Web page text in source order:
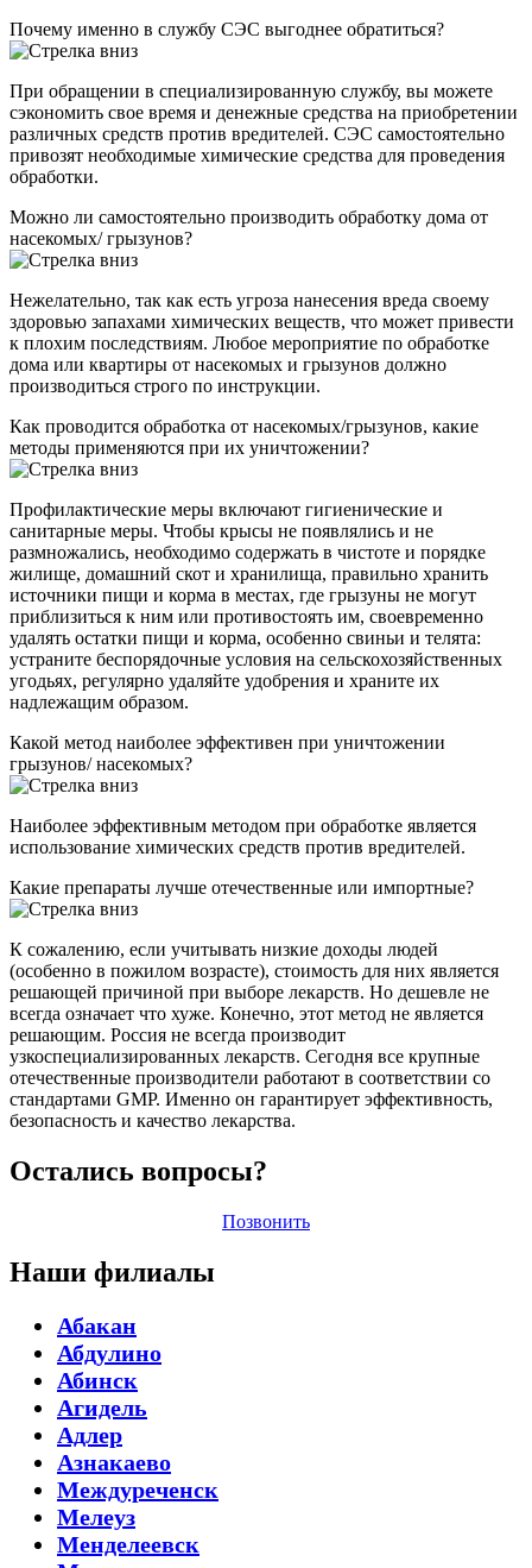
Почему именно в службу СЭС выгоднее обратиться?
При обращении в специализированную службу, вы можете
сэкономить свое время и денежные средства на приобретении
различных средств против вредителей. СЭС самостоятельно
привозят необходимые химические средства для проведения
обработки.
Можно ли самостоятельно производить обработку дома от
насекомых/ грызунов?
Нежелательно, так как есть угроза нанесения вреда своему
здоровью запахами химических веществ, что может привести
к плохим последствиям. Любое мероприятие по обработке
дома или квартиры от насекомых и грызунов должно
производиться строго по инструкции.
Как проводится обработка от насекомых/грызунов, какие
методы применяются при их уничтожении?
Профилактические меры включают гигиенические и
санитарные меры. Чтобы крысы не появлялись и не
размножались, необходимо содержать в чистоте и порядке
жилище, домашний скот и хранилища, правильно хранить
источники пищи и корма в местах, где грызуны не могут
приблизиться к ним или противостоять им, своевременно
удалять остатки пищи и корма, особенно свиньи и телята:
устраните беспорядочные условия на сельскохозяйственных
угодьях, регулярно удаляйте удобрения и храните их
надлежащим образом.
Какой метод наиболее эффективен при уничтожении
грызунов/ насекомых?
Наиболее эффективным методом при обработке является
использование химических средств против вредителей.
Какие препараты лучше отечественные или импортные?
К сожалению, если учитывать низкие доходы людей
(особенно в пожилом возрасте), стоимость для них является
решающей причиной при выборе лекарств. Но дешевле не
всегда означает что хуже. Конечно, этот метод не является
решающим. Россия не всегда производит
узкоспециализированных лекарств. Сегодня все крупные
отечественные производители работают в соответствии со
стандартами GMP. Именно он гарантирует эффективность,
безопасность и качество лекарства.
Остались вопросы?
Позвонить
Наши филиалы
Абакан
Абдулино
Абинск
Агидель
Адлер
Азнакаево
Междуреченск
Мелеуз
Менделеевск